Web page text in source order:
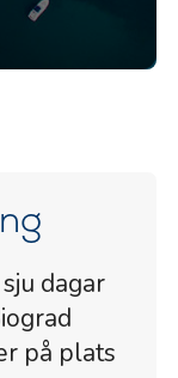
dagar
på plats